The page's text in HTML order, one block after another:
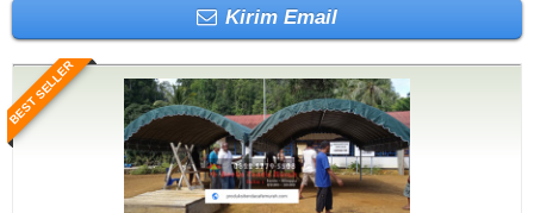
Kirim Email
BEST SELLER